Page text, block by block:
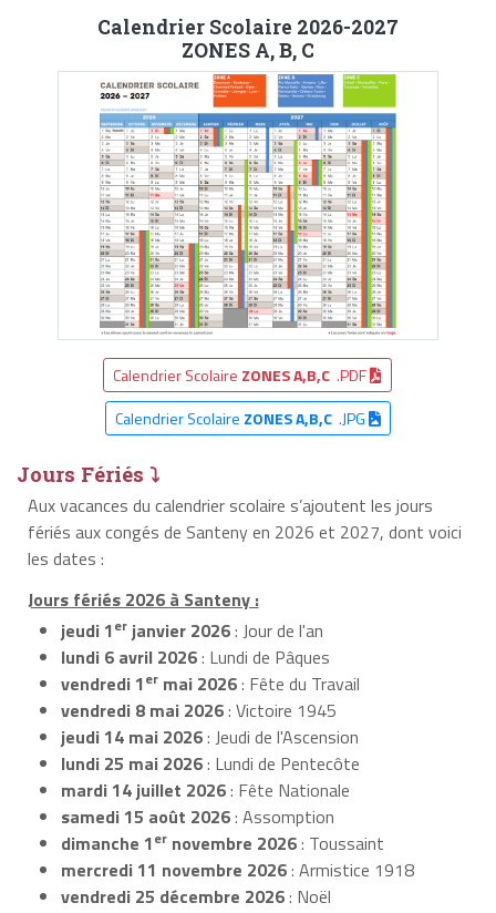
Calendrier Scolaire 2026-2027
ZONES A, B, C
Calendrier Scolaire ZONES A,B,C .PDF
Calendrier Scolaire ZONES A,B,C.JPG
Jours Fériés ⤵
Aux vacances du calendrier scolaire s’ajoutent les jours
fériés aux congés de Santeny en 2026 et 2027, dont voici
les dates :
Jours fériés 2026 à Santeny :
jeudi 1er janvier 2026: Jour de l'an
lundi 6 avril 2026: Lundi de Pâques
vendredi 1er mai 2026: Fête du Travail
vendredi 8 mai 2026: Victoire 1945
jeudi 14 mai 2026: Jeudi de l'Ascension
lundi 25 mai 2026: Lundi de Pentecôte
mardi 14 juillet 2026: Fête Nationale
samedi 15 août 2026: Assomption
dimanche 1er novembre 2026: Toussaint
mercredi 11 novembre 2026: Armistice 1918
vendredi 25 décembre 2026: Noël